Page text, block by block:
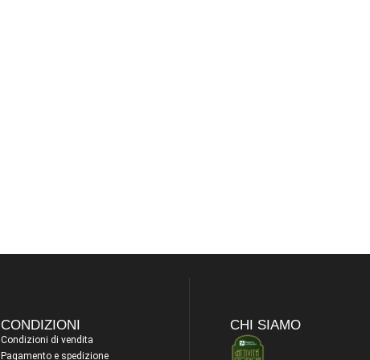
CONDIZIONI
Condizioni di vendita
Pagamento e spedizione
CHI SIAMO